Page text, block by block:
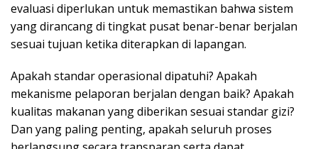
evaluasi diperlukan untuk memastikan bahwa sistem
yang dirancang di tingkat pusat benar-benar berjalan
sesuai tujuan ketika diterapkan di lapangan.
Apakah standar operasional dipatuhi? Apakah
mekanisme pelaporan berjalan dengan baik? Apakah
kualitas makanan yang diberikan sesuai standar gizi?
Dan yang paling penting, apakah seluruh proses